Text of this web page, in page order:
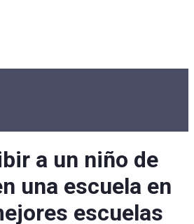
a un niño de
una escuela en
escuelas